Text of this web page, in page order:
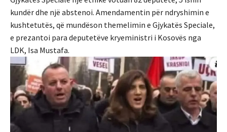
kundër dhe një abstenoi. Amendamentin për ndryshimin e
kushtetutës, që mundëson themelimin e Gjykatës Speciale,
e prezantoi para deputetëve kryeministri i Kosovës nga
LDK, Isa Mustafa.